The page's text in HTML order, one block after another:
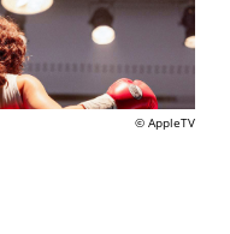
© AppleTV